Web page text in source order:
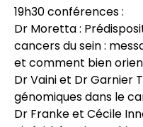
19h30 conférences :
Dr Moretta :
cancers du sein :
et comment bien
Dr Vaini et Dr Garnier
génomiques dans le
Dr Franke et Cécile